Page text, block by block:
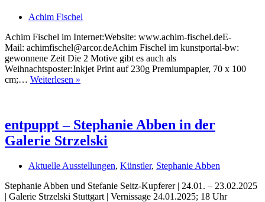
Harald Schwiers
Preis
Achim Fischel
Achim Fischel im Internet:Website: www.achim-fischel.deE-
Mail: achimfischel@arcor.deAchim Fischel im kunstportal-bw:
gewonnene Zeit Die 2 Motive gibt es auch als
Weihnachtsposter:Inkjet Print auf 230g Premiumpapier, 70 x 100
cm;… Weiterlesen »
und
Weihnachtsposter
von
Fischel
entpuppt – Stephanie Abben in der
Galerie Strzelski
Aktuelle Ausstellungen, Künstler, Stephanie Abben
Stephanie Abben und Stefanie Seitz-Kupferer | 24.01. – 23.02.2025
| Galerie Strzelski Stuttgart | Vernissage 24.01.2025; 18 Uhr